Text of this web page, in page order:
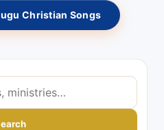
Christian Songs